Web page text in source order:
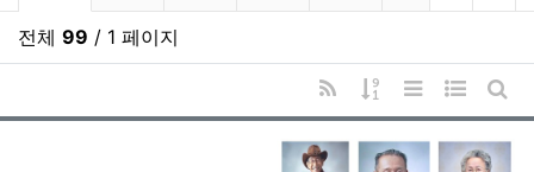
전체 99 / 1 페이지
RSS
게시물 정렬
리스트 스타일
웹진 스
게